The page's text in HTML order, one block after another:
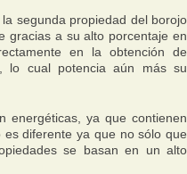
segunda propiedad del borojo
gracias a su alto porcentaje en
en la obtención de
lo cual potencia aún más su
energéticas, ya que contienen
diferente ya que no sólo que
se basan en un alto